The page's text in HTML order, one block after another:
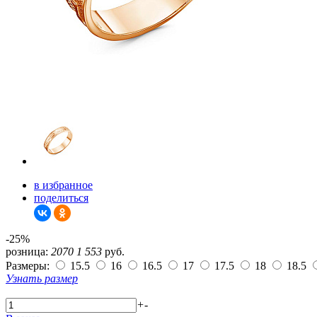
в избранное
поделиться
-25%
розница: 2070 1 553 руб.
Размеры:
15.5 16 16.5 17 17.5 18 18.5
Узнать размер
+-